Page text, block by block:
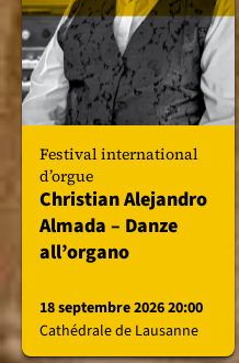
Festival international
d’orgue
Christian Alejandro
Almada – Danze
all’organo
18 septembre 2026 20:00
Cathédrale de Lausanne